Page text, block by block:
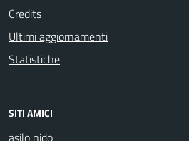
Credits
Ultimi aggiornamenti
Statistiche
SITI AMICI
asilo nido